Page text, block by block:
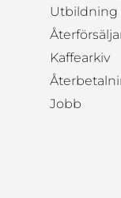
Utbildning
Kaffearkiv
Jobb